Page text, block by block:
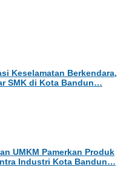
Keselamatan Berkendara,
SMK di Kota Bandun…
UMKM Pamerkan Produk
Industri Kota Bandun…